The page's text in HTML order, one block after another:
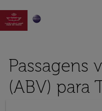

Passagens
(ABV) para